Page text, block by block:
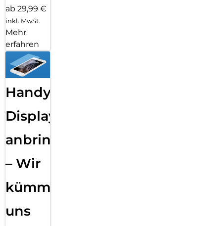
ab 29,99 €
inkl. MwSt.
Mehr
erfahren
Handy
Displayfolie
anbringen
– Wir
kümmern
uns